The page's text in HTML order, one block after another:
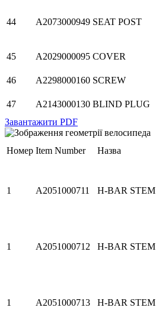
44 A2073000949 SEAT POST
45 A2029000095 COVER
46 A2298000160 SCREW
47 A2143000130 BLIND PLUG
Завантажити PDF
Номер Item Number Назва
1 A2051000711 H-BAR STEM
1 A2051000712 H-BAR STEM
1 A2051000713 H-BAR STEM